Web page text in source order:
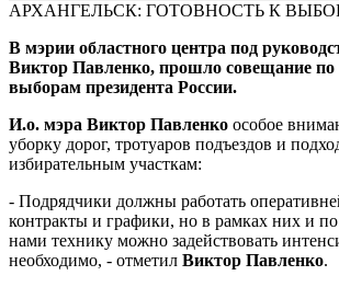
АРХАНГЕЛЬСК: ГОТОВНОСТЬ К
В мэрии областного центра под
Виктор Павленко, прошло совещание по
выборам президента России.
И.о. мэра Виктор Павленко особое
уборку дорог, тротуаров подъездов и
избирательным участкам:
- Подрядчики должны работать
контракты и графики, но в рамках них и
нами технику можно задействовать
необходимо, - отметил Виктор Павленко.